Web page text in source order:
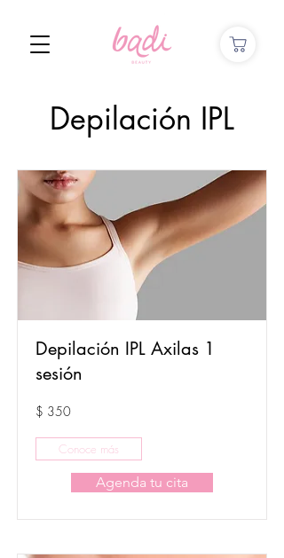
Depilación IPL
Depilación IPL Axilas 1
sesión
$ 350
Conoce más
Agenda tu cita